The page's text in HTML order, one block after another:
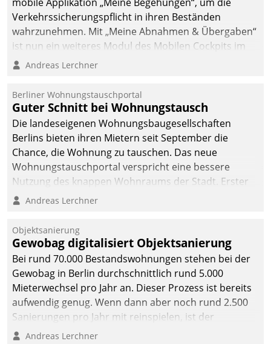
Verkehrssicherungspflicht in ihren Beständen
wahrzunehmen. Mit „Meine Abnahmen & Übergaben“
ist nun ein weiteres Modul des Mobilen Cockpits im
Einsatz.
Andreas Lerchner
Berliner Wohnungstauschportal
Guter Schnitt bei Wohnungstausch
Die landeseigenen Wohnungsbaugesellschaften
Berlins bieten ihren Mietern seit September die
Chance, die Wohnung zu tauschen. Das neue
Wohnungstauschportal verspricht eine bessere
Nutzung des knappen Wohnraums der Stadt. Erster
Anwendungsfall für Datatrains Lösung API-Hub mit
Unternehmen.
Andreas Lerchner
Objektsanierung
Gewobag digitalisiert Objektsanierung
Bei rund 70.000 Bestandswohnungen stehen bei der
Gewobag in Berlin durchschnittlich rund 5.000
Mieterwechsel pro Jahr an. Dieser Prozess ist bereits
aufwendig genug. Wenn dann aber noch rund 2.500
Sanierungen pro Jahr mit reinspielen, ist der
Betreuungs- und Organisationsaufwand immens. Im
Andreas Lerchner